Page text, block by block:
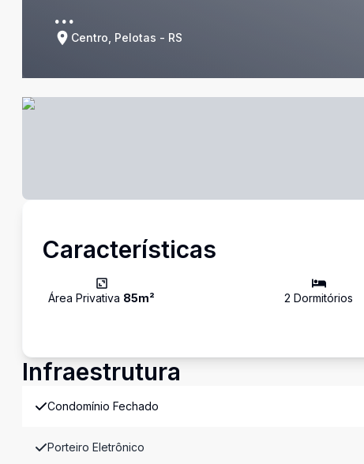
...
Centro, Pelotas - RS
Características
Área Privativa 85m² 2 Dormitórios
Infraestrutura
Condomínio Fechado
Porteiro Eletrônico